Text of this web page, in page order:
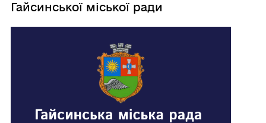
Гайсинської міської ради